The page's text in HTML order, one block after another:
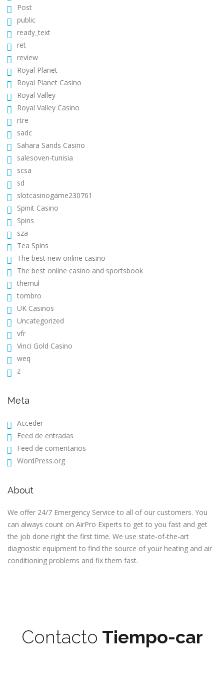
Post
public
ready_text
ret
review
Royal Planet
Royal Planet Casino
Royal Valley
Royal Valley Casino
rtre
sadc
Sahara Sands Casino
salesoven-tunisia
scsa
sd
slotcasinogame230761
Spinit Casino
Spins
sza
Tea Spins
The best new online casino
The best online casino and sportsbook
themul
tombro
UK Casinos
Uncategorized
vfr
Vinci Gold Casino
weq
z
Meta
Acceder
Feed de entradas
Feed de comentarios
WordPress.org
About
We offer 24/7 Emergency Service to all of our customers. You
can always count on AirPro Experts to get to you fast and get
the job done right the first time. We use state-of-the-art
diagnostic equipment to find the source of your heating and air
conditioning problems and fix them fast.
Contacto Tiempo-car